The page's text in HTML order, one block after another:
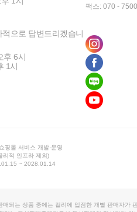
으로 답변드리겠습니
후 6시
1시
팩스: 070 -
핑몰 서비스 개발·운영
리적 인프라 제외)
~ 2028.01.14
매되는 상품 중에는 컬리에 입점한 개별 판매자가